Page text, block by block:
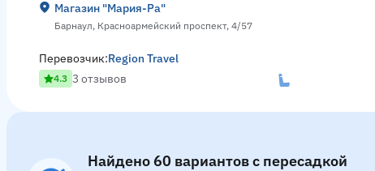
Магазин "Мария-Ра"
Барнаул, Красноармейский проспект, 4/57
Перевозчик:Region Travel
4.3 3 отзывов
Найдено 60 вариантов с пересадкой